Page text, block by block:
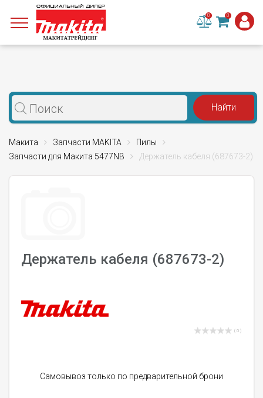
0 0
Макита Запчасти MAKITA
Пилы
Запчасти для Макита 5477NB
Держатель кабеля (687673-2)
Держатель кабеля (687673-2)
( 0 )
Самовывоз только по предварительной брони